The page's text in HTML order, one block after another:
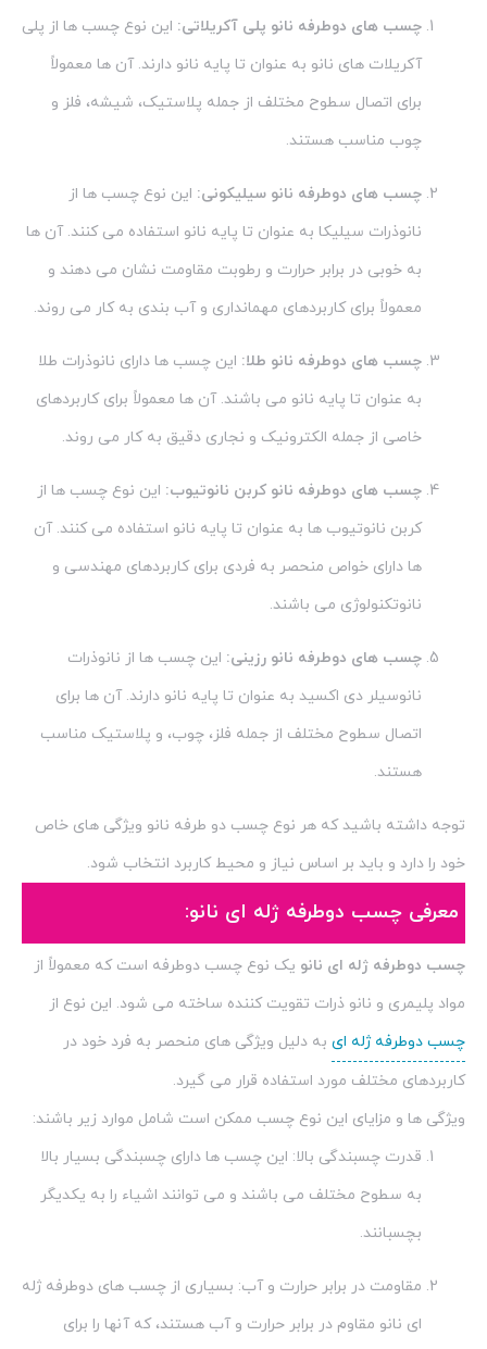
چسب های دوطرفه نانو پلی آکریلاتی: این نوع چسب ها از پلی
آکریلات های نانو به عنوان تا پایه نانو دارند. آن ها معمولاً
برای اتصال سطوح مختلف از جمله پلاستیک، شیشه، فلز و
چوب مناسب هستند.
چسب های دوطرفه نانو سیلیکونی: این نوع چسب ها از
نانوذرات سیلیکا به عنوان تا پایه نانو استفاده می کنند. آن ها
به خوبی در برابر حرارت و رطوبت مقاومت نشان می دهند و
معمولاً برای کاربردهای مهمانداری و آب بندی به کار می روند.
چسب های دوطرفه نانو طلا: این چسب ها دارای نانوذرات طلا
به عنوان تا پایه نانو می باشند. آن ها معمولاً برای کاربردهای
خاصی از جمله الکترونیک و نجاری دقیق به کار می روند.
چسب های دوطرفه نانو کربن نانوتیوب: این نوع چسب ها از
کربن نانوتیوب ها به عنوان تا پایه نانو استفاده می کنند. آن
ها دارای خواص منحصر به فردی برای کاربردهای مهندسی و
نانوتکنولوژی می باشند.
چسب های دوطرفه نانو رزینی: این چسب ها از نانوذرات
نانوسیلر دی اکسید به عنوان تا پایه نانو دارند. آن ها برای
اتصال سطوح مختلف از جمله فلز، چوب، و پلاستیک مناسب
هستند.
توجه داشته باشید که هر نوع چسب دو طرفه نانو ویژگی های خاص
خود را دارد و باید بر اساس نیاز و محیط کاربرد انتخاب شود.
معرفی چسب دوطرفه ژله ای نانو:
چسب دوطرفه ژله ای نانو یک نوع چسب دوطرفه است که معمولاً از
مواد پلیمری و نانو ذرات تقویت کننده ساخته می شود. این نوع از
چسب دوطرفه ژله ای به دلیل ویژگی های منحصر به فرد خود در
کاربردهای مختلف مورد استفاده قرار می گیرد.
ویژگی ها و مزایای این نوع چسب ممکن است شامل موارد زیر باشند:
قدرت چسبندگی بالا: این چسب ها دارای چسبندگی بسیار بالا
به سطوح مختلف می باشند و می توانند اشیاء را به یکدیگر
بچسبانند.
مقاومت در برابر حرارت و آب: بسیاری از چسب های دوطرفه ژله
ای نانو مقاوم در برابر حرارت و آب هستند، که آنها را برای